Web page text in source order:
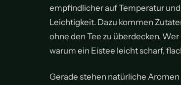
empfindlicher auf Temperatur
Leichtigkeit. Dazu kommen
ohne den Tee zu überdecken.
warum ein Eistee leicht scharf,
Gerade stehen natürliche